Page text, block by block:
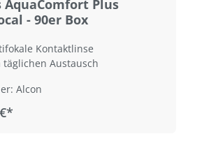
AquaComfort Plus
- 90er Box
Kontaktlinse
täglichen Austausch
Alcon